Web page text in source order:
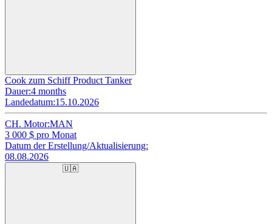
Cook zum Schiff Product Tanker
Dauer:4 months
Landedatum:15.10.2026
CH. Motor:MAN
3 000 $ pro Monat
Datum der Erstellung/Aktualisierung:
08.08.2026
🇺🇦